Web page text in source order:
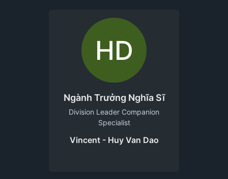
HD
Ngành Trưởng Nghĩa Sĩ
Division Leader Companion
Specialist
Vincent - Huy Van Dao